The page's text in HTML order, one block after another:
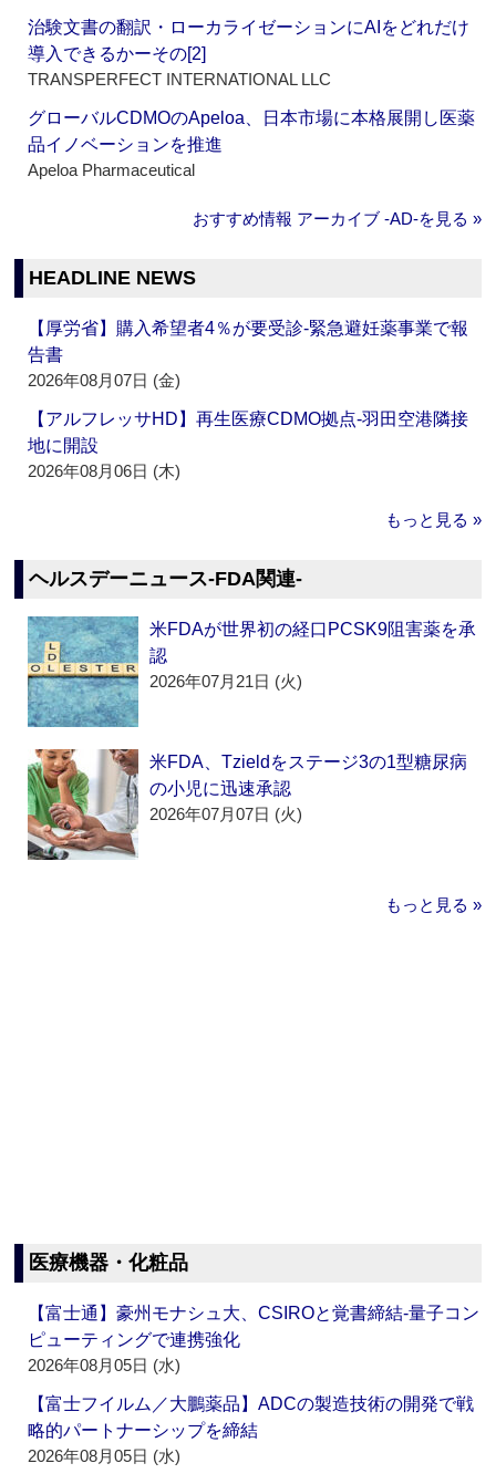
治験文書の翻訳・ローカライゼーションにAIをどれだけ
導入できるかーその[2]
TRANSPERFECT INTERNATIONAL LLC
グローバルCDMOのApeloa、日本市場に本格展開し医薬
品イノベーションを推進
Apeloa Pharmaceutical
おすすめ情報 アーカイブ ‐AD‐を見る »
HEADLINE NEWS
【厚労省】購入希望者4％が要受診‐緊急避妊薬事業で報
告書
2026年08月07日 (金)
【アルフレッサHD】再生医療CDMO拠点‐羽田空港隣接
地に開設
2026年08月06日 (木)
もっと見る »
ヘルスデーニュース‐FDA関連‐
米FDAが世界初の経口PCSK9阻害薬を承
認
2026年07月21日 (火)
米FDA、Tzieldをステージ3の1型糖尿病
の小児に迅速承認
2026年07月07日 (火)
もっと見る »
医療機器・化粧品
【富士通】豪州モナシュ大、CSIROと覚書締結‐量子コン
ピューティングで連携強化
2026年08月05日 (水)
【富士フイルム／大鵬薬品】ADCの製造技術の開発で戦
略的パートナーシップを締結
2026年08月05日 (水)